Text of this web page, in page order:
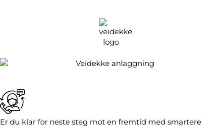
Er du klar for neste steg mot en fremtid med smartere